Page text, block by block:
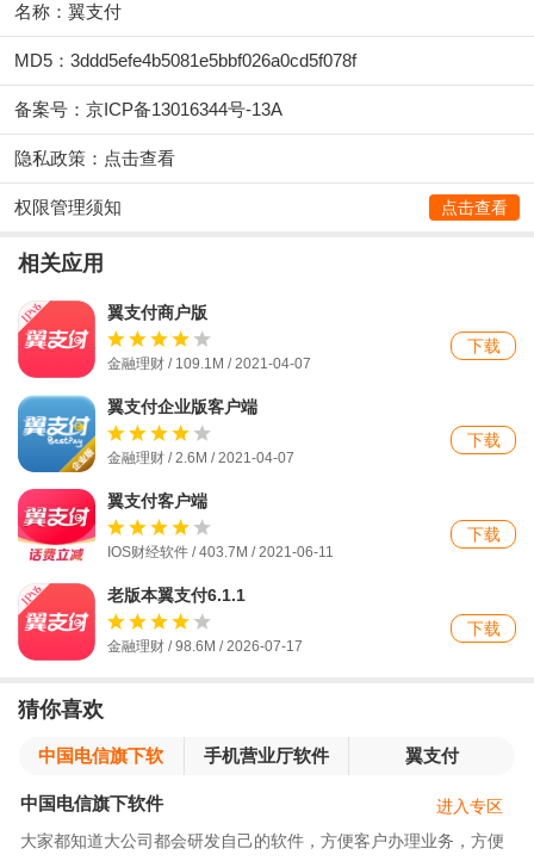
名称：翼支付
MD5：3ddd5efe4b5081e5bbf026a0cd5f078f
备案号：京ICP备13016344号-13A
隐私政策： 点击查看
权限管理须知 点击查看
相关应用
翼支付商户版
金融理财 / 109.1M / 2021-04-07
下载
翼支付企业版客户端
金融理财 / 2.6M / 2021-04-07
下载
翼支付客户端
IOS财经软件 / 403.7M / 2021-06-11
下载
老版本翼支付6.1.1
金融理财 / 98.6M / 2026-07-17
下载
猜你喜欢
中国电信旗下软
件
手机营业厅软件 翼支付
中国电信旗下软件
大家都知道大公司都会研发自己的软件，方便客户办理业务，方便
进入专区